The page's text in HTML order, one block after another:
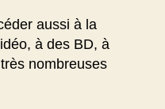
aussi à la
à des BD, à
nombreuses